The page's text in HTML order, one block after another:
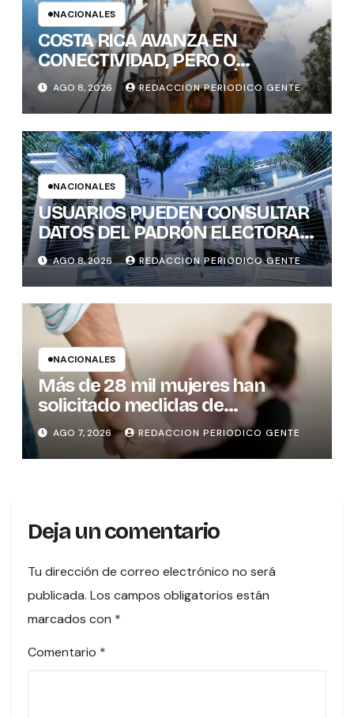
NACIONALES
COSTA RICA AVANZA EN
CONECTIVIDAD, PERO O
BRECHAS DIGITALES, AÚN DEJAN
REZAGADOS A CANTONES
RURALES
AGO 8, 2026 REDACCION PERIODICO GENTE
NACIONALES
USUARIOS PUEDEN CONSULTAR
DATOS DEL PADRÓN ELECTORAL
DE FORMA INTERACTIVA Y CON
GENERACIÓN INSTANTÁNEA DE
GRÁFICOS
AGO 8, 2026 REDACCION PERIODICO GENTE
NACIONALES
Más de 28 mil mujeres han
solicitado medidas de
protección
AGO 7, 2026 REDACCION PERIODICO GENTE
Deja un comentario
Tu dirección de correo electrónico no será
publicada. Los campos obligatorios están
marcados con *
Comentario *